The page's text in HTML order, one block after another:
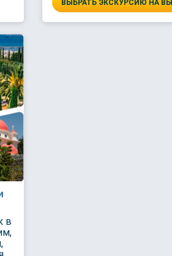
ВЫБРАТЬ ЭКСКУРСИЮ НА
в